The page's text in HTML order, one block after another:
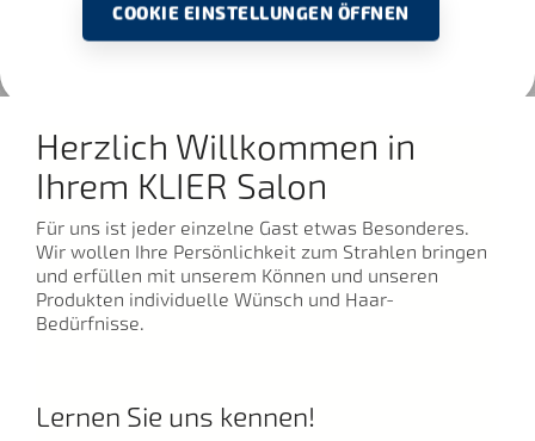
COOKIE EINSTELLUNGEN ÖFFNEN
Herzlich Willkommen in
Ihrem KLIER Salon
Für uns ist jeder einzelne Gast etwas Besonderes.
Wir wollen Ihre Persönlichkeit zum Strahlen bringen
und erfüllen mit unserem Können und unseren
Produkten individuelle Wünsch und Haar-
Bedürfnisse.
Lernen Sie uns kennen!